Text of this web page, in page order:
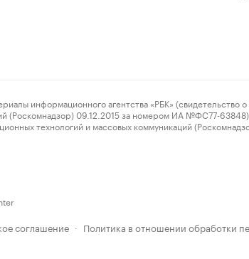
агентства «РБК» (свидетельство о
09.12.2015 за номером ИА №ФС77-63848)
технологий и массовых коммуникаций
соглашение · Политика в отношении обработки